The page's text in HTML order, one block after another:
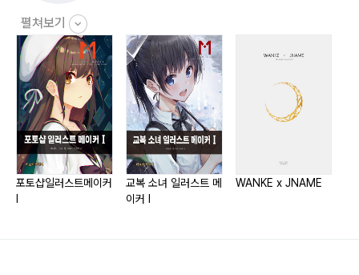
펼쳐보기
포토샵일러스트메이커
교복 소녀 일러스트 메
이커 I
WANKE x JNAME